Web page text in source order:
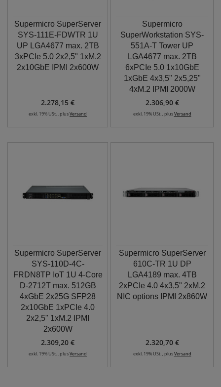
Supermicro SuperServer
SYS-111E-FDWTR 1U
UP LGA4677 max. 2TB
3xPCIe 5.0 2x2,5" 1xM.2
2x10GbE IPMI 2x600W
2.278,15 €
exkl. 19% USt. , plusVersand
Supermicro
SuperWorkstation SYS-
551A-T Tower UP
LGA4677 max. 2TB
6xPCIe 5.0 1x10GbE
1xGbE 4x3,5" 2x5,25"
4xM.2 IPMI 2000W
2.306,90 €
exkl. 19% USt. , plusVersand
Supermicro SuperServer
SYS-110D-4C-
FRDN8TP IoT 1U 4-Core
D-2712T max. 512GB
4xGbE 2x25G SFP28
2x10GbE 1xPCIe 4.0
2x2,5" 1xM.2 IPMI
2x600W
2.309,20 €
exkl. 19% USt. , plusVersand
Supermicro SuperServer
610C-TR 1U DP
LGA4189 max. 4TB
2xPCIe 4.0 4x3,5" 2xM.2
NIC options IPMI 2x860W
2.320,70 €
exkl. 19% USt. , plusVersand